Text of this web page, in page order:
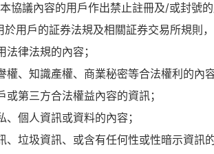
協議內容的用戶作出禁止註冊及/或封號的
用戶的証券法規及相關証券交易所規則，
律法規的內容；
、知識產權、商業秘密等合法權利的內容
第三方合法權益內容的資訊；
個人資訊或資料的內容；
垃圾資訊、或含有任何性或性暗示資訊的